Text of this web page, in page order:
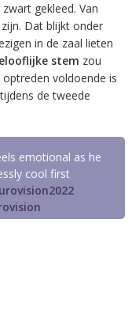
gekleed. Van
Dat blijkt onder
in de zaal lieten
stem zou
voldoende is
de tweede
emotional as he
cool first